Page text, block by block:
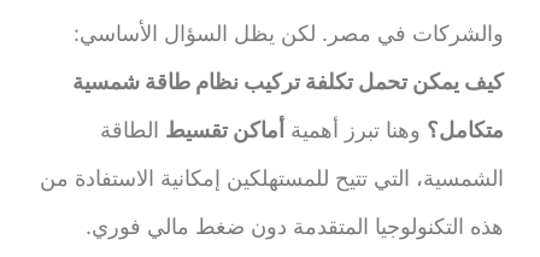
والشركات في مصر. لكن يظل السؤال الأساسي:
كيف يمكن تحمل تكلفة تركيب نظام طاقة شمسية
متكامل؟وهنا تبرز أهميةأماكن تقسيطالطاقة
الشمسية، التي تتيح للمستهلكين إمكانية الاستفادة من
هذه التكنولوجيا المتقدمة دون ضغط مالي فوري.